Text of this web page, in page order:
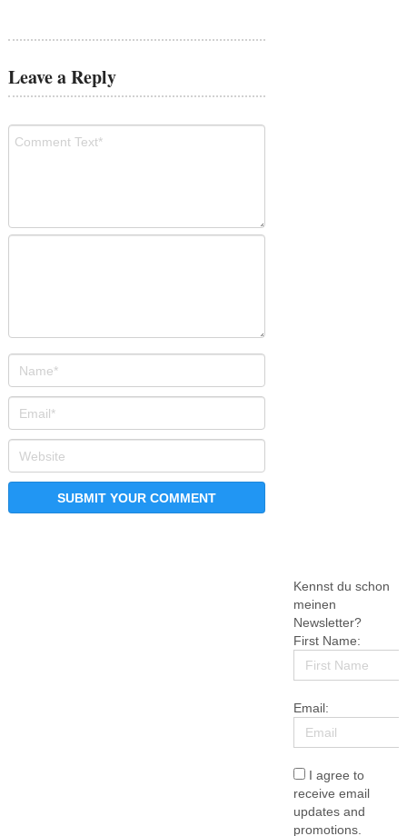
Leave a Reply
Kennst du schon
meinen
Newsletter?
First Name:
Email:
I agree to
receive email
updates and
promotions.